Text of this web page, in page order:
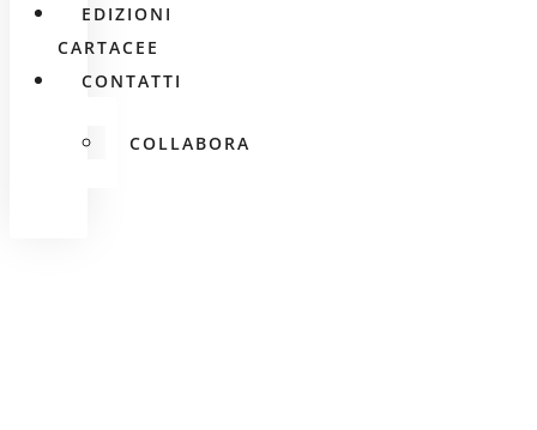
EDIZIONI
CARTACEE
CONTATTI
COLLABORA